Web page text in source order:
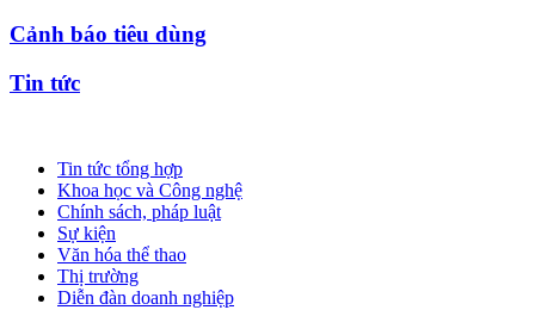
Cảnh báo tiêu dùng
Tin tức
Tin tức tổng hợp
Khoa học và Công nghệ
Chính sách, pháp luật
Sự kiện
Văn hóa thể thao
Thị trường
Diễn đàn doanh nghiệp